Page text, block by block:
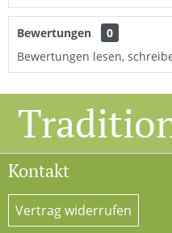
Bewertungen
0
Bewertungen lesen,
Kontakt
Vertrag widerrufen